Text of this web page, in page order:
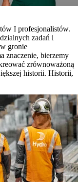
I profesjonalistów.
zadań i
gronie
znaczenie, bierzemy
zrównoważoną
historii. Historii,